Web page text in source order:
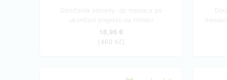
18,96 €
(460 Kč)